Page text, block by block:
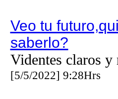
Veo tu
saberlo?
Videntes claros y
[5/5/2022] 9:28Hrs